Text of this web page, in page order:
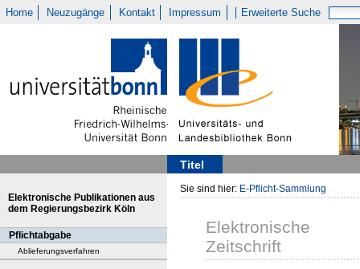
Home Neuzugänge Kontakt Impressum Erweiterte Suche
Titel
Elektronische Publikationen aus
dem Regierungsbezirk Köln
Pflichtabgabe
Ablieferungsverfahren
Sie sind hier: E-Pflicht-Sammlung
Elektronische
Zeitschrift